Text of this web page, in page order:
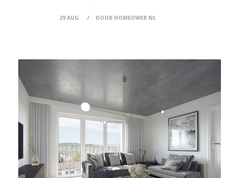
29 AUG DOOR HOMEOWEB.NL